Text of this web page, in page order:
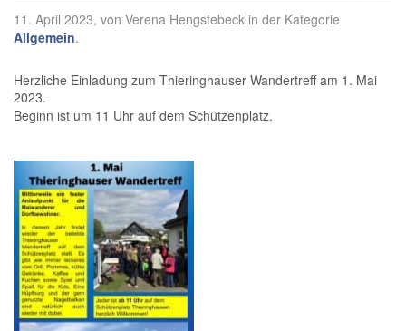
11. April 2023, von Verena Hengstebeck in der Kategorie
Allgemein.
Herzliche Einladung zum Thieringhauser Wandertreff am 1. Mai
2023.
Beginn ist um 11 Uhr auf dem Schützenplatz.